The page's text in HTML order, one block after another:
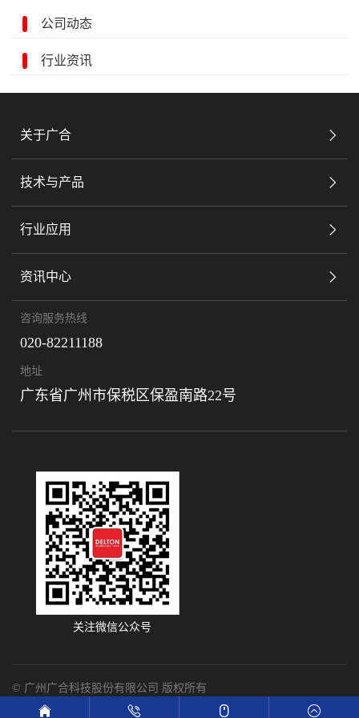
公司动态
行业资讯
关于广合
技术与产品
行业应用
资讯中心
咨询服务热线
020-82211188
地址
广东省广州市保税区保盈南路22号
关注微信公众号
© 广州广合科技股份有限公司 版权所有